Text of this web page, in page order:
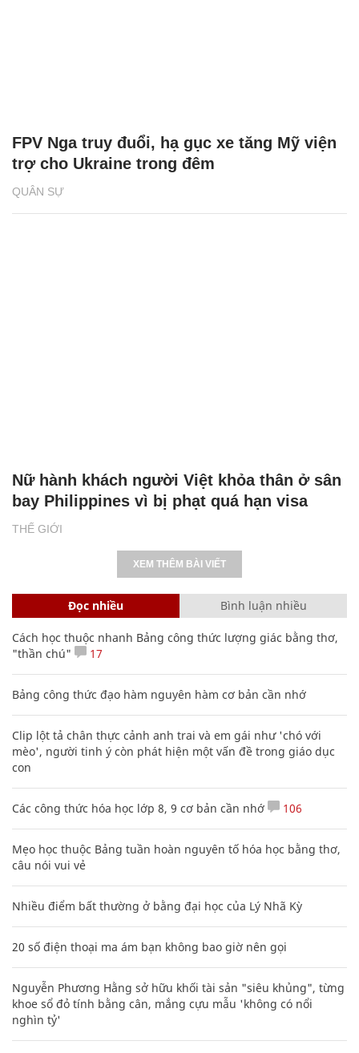
QUÂN SỰ
FPV Nga truy đuổi, hạ gục xe tăng Mỹ viện
trợ cho Ukraine trong đêm
THẾ GIỚI
Nữ hành khách người Việt khỏa thân ở sân
bay Philippines vì bị phạt quá hạn visa
XEM THÊM BÀI VIẾT
Đọc nhiều Bình luận nhiều
Cách học thuộc nhanh Bảng công thức lượng giác bằng thơ,
"thần chú"
17
Bảng công thức đạo hàm nguyên hàm cơ bản cần nhớ
Clip lột tả chân thực cảnh anh trai và em gái như 'chó với
mèo', người tinh ý còn phát hiện một vấn đề trong giáo dục
con
Các công thức hóa học lớp 8, 9 cơ bản cần nhớ 106
Mẹo học thuộc Bảng tuần hoàn nguyên tố hóa học bằng thơ,
câu nói vui vẻ
Nhiều điểm bất thường ở bằng đại học của Lý Nhã Kỳ
20 số điện thoại ma ám bạn không bao giờ nên gọi
Nguyễn Phương Hằng sở hữu khối tài sản "siêu khủng", từng
khoe sổ đỏ tính bằng cân, mắng cựu mẫu 'không có nổi
nghìn tỷ'